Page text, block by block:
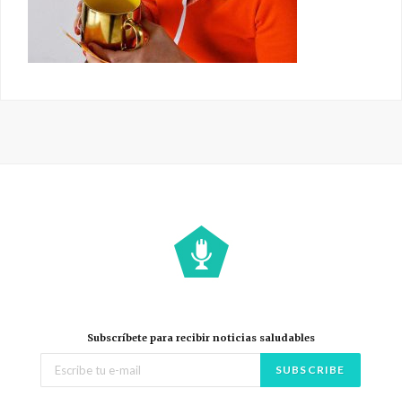
Subscríbete para recibir noticias saludables